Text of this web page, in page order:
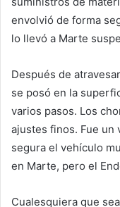
envolvió de forma
lo llevó a Marte
Después de
se posó en la
varios pasos. Los
ajustes finos. Fue un
segura el vehículo
en Marte, pero el
Cualesquiera que